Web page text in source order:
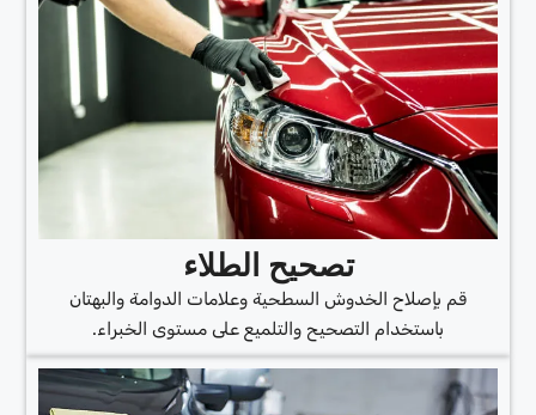
تصحيح الطلاء
قم بإصلاح الخدوش السطحية وعلامات الدوامة والبهتان
باستخدام التصحيح والتلميع على مستوى الخبراء.